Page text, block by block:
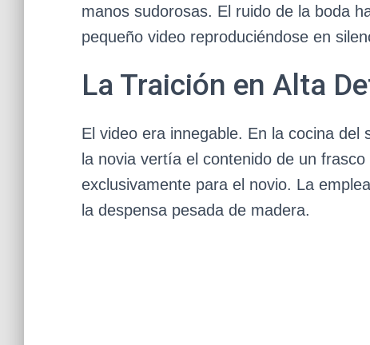
manos sudorosas. El ruido de la boda
pequeño video reproduciéndose en
La Traición en Alta
El video era innegable. En la cocina
la novia vertía el contenido de un
exclusivamente para el novio. La
la despensa pesada de madera.